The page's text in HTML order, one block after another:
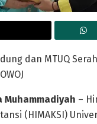
dan MTUQ
Muhammadiyah –
(HIMAKSI)